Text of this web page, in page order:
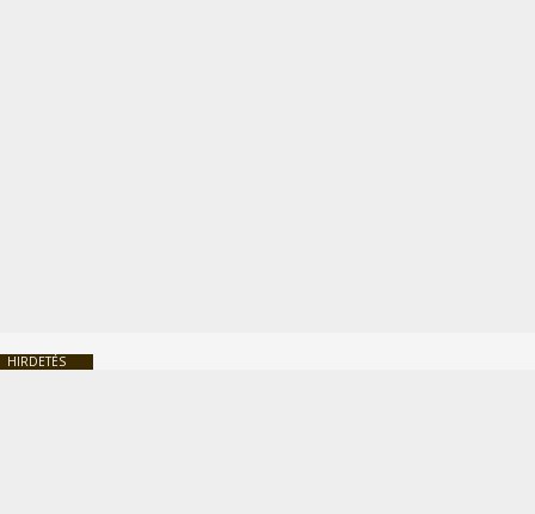
HIRDETÉS